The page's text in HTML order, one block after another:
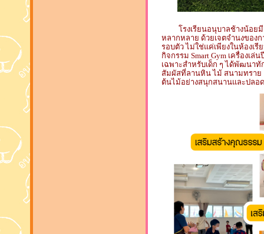
โรงเรียนอนุบาลช้างน้อยมี
หลากหลาย ด้วยเจตจำนงของก
รอบตัว ไม่ใช่แค่เพียงในห้องเรี
กิจกรรม Smart Gym เครื่องเ
เฉพาะสำหรับเด็ก ๆ ได้พัฒนา
สัมผัสที่ลานหิน ไม้ สนามทรา
ต้นไม้อย่างสนุกสนานและปลอ